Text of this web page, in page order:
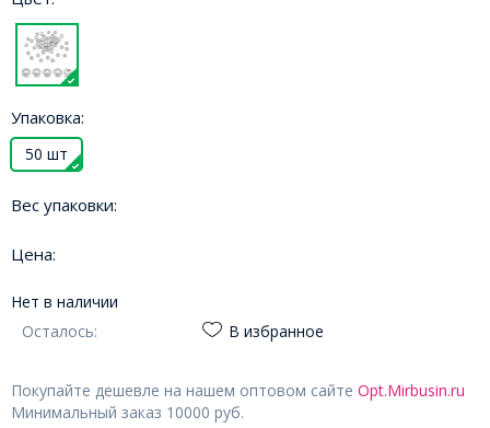
Упаковка:
50 шт
Вес упаковки:
Цена:
Нет в наличии
Осталось:
В избранное
Покупайте дешевле на нашем оптовом сайте Opt.Mirbusin.ru
Минимальный заказ 10000 руб.